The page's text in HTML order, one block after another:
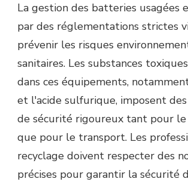
La gestion des batteries usagées
par des réglementations strictes
prévenir les risques
sanitaires. Les substances
dans ces équipements,
et l'acide sulfurique, imposent
de sécurité rigoureux tant pour le
que pour le transport. Les
recyclage doivent respecter des
précises pour garantir la sécurité